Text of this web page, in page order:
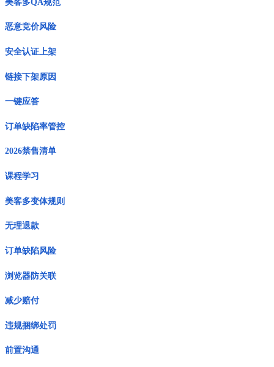
美客多QA规范
恶意竞价风险
安全认证上架
链接下架原因
一键应答
订单缺陷率管控
2026禁售清单
课程学习
美客多变体规则
无理退款
订单缺陷风险
浏览器防关联
减少赔付
违规捆绑处罚
前置沟通